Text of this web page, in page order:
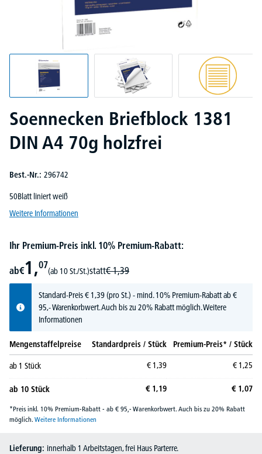
Soennecken Briefblock 1381
DIN A4 70g holzfrei
Best.-Nr.: 296742
50Blatt liniert weiß
Weitere Informationen
Ihr Premium-Preis inkl. 10% Premium-Rabatt:
ab€1,07
(ab 10 St./St.)statt€ 1,39
Standard-Preis€ 1,39(pro St.) - mind. 10% Premium-Rabatt ab €
95,- Warenkorbwert. Auch bis zu 20% Rabatt möglich.Weitere
Informationen
Mengenstaffelpreise Standardpreis / Stück Premium-Preis* / Stück
ab 1 Stück € 1,39 € 1,25
ab 10 Stück € 1,19 € 1,07
*Preis inkl. 10% Premium-Rabatt - ab € 95,- Warenkorbwert. Auch bis zu 20% Rabatt
möglich. Weitere Informationen
Lieferung: innerhalb 1 Arbeitstagen, frei Haus Parterre.